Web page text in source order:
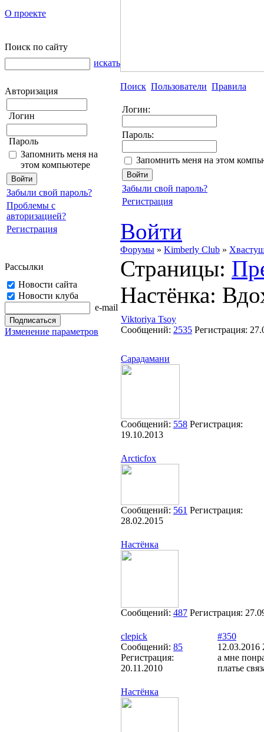
О проекте
Поиск по сайту
искать
Авторизация
Логин
Пароль
Запомнить меня на
этом компьютере
Забыли свой пароль?
Проблемы с
авторизацией?
Регистрация
Рассылки
Новости сайта
Новости клуба
e-mail
Изменение параметров
Поиск Пользователи Правила
Логин:
Пароль:
Запомнить меня на этом
Забыли свой пароль?
Регистрация
Войти
Форумы » Kimberly Club »
Страницы:
Настёнка:
Viktoriya Tsoy
Сообщений: 2535 Регистрация:
Сарадамани
Сообщений: 558 Регистрация:
19.10.2013
Arcticfox
Сообщений: 561 Регистрация:
28.02.2015
Настёнка
Сообщений: 487 Регистрация:
clepick
Сообщений: 85
Регистрация:
20.11.2010
#350
12.03.2016
а мне
платье
Настёнка